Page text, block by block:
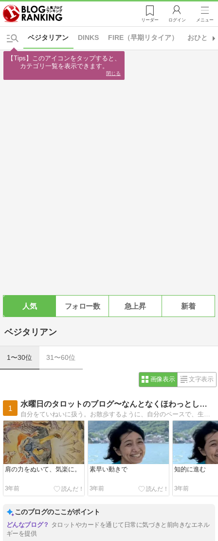
リーダー ログイン メニュー
DINKS FIRE（早期リタイア） おひとり
ベジタリアン
人気 フォロー数 急上昇 新着
ベジタリアン
1〜30位 31〜60位
画像表示 文字表示
1
水曜日のタロットのブログ〜なんとなくほわっとしている理由〜
肩の力をぬいて、気楽に。
3年前
素早い動きで
3年前
知的に進む
3年前
このブログのここがポイント
タロットやカードを通じて日常に気づきと前向きなエネル
ギーを提供
【Tips】このアイコンをタップすると、
カテゴリ一覧を表示できます。
閉じる